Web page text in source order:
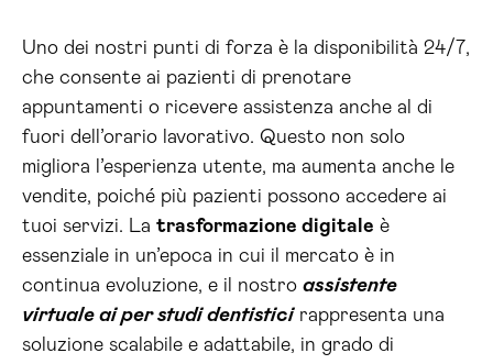
Uno dei nostri punti di forza è la disponibilità 24/7,
che consente ai pazienti di prenotare
appuntamenti o ricevere assistenza anche al di
fuori dell’orario lavorativo. Questo non solo
migliora l’esperienza utente, ma aumenta anche le
vendite, poiché più pazienti possono accedere ai
tuoi servizi. La trasformazione digitale è
essenziale in un’epoca in cui il mercato è in
continua evoluzione, e il nostro assistente
virtuale ai per studi dentisticirappresenta una
soluzione scalabile e adattabile, in grado di